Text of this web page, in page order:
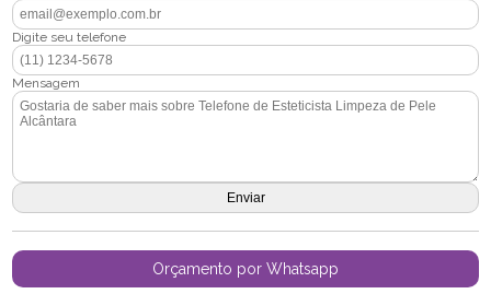
Digite seu telefone
Mensagem
Orçamento por Whatsapp